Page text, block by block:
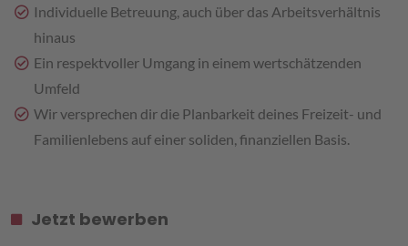
Individuelle Betreuung, auch über das Arbeitsverhältnis
hinaus
Ein respektvoller Umgang in einem wertschätzenden
Umfeld
Wir versprechen dir die Planbarkeit deines Freizeit- und
Familienlebens auf einer soliden, finanziellen Basis.
Jetzt bewerben